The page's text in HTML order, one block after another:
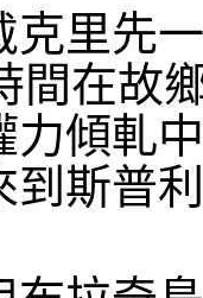
克里先
間在故
力傾軋
到斯普